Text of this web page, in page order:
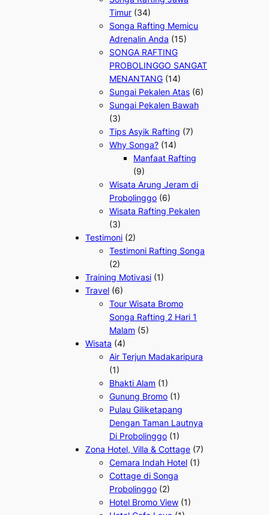
Timur (34)
Songa Rafting Memicu
Adrenalin Anda (15)
SONGA RAFTING
PROBOLINGGO SANGAT
MENANTANG (14)
Sungai Pekalen Atas (6)
Sungai Pekalen Bawah
(3)
Tips Asyik Rafting (7)
Why Songa? (14)
Manfaat Rafting
(9)
Wisata Arung Jeram di
Probolinggo (6)
Wisata Rafting Pekalen
(3)
Testimoni (2)
Testimoni Rafting Songa
(2)
Training Motivasi (1)
Travel (6)
Tour Wisata Bromo
Songa Rafting 2 Hari 1
Malam (5)
Wisata (4)
Air Terjun Madakaripura
(1)
Bhakti Alam (1)
Gunung Bromo (1)
Pulau Giliketapang
Dengan Taman Lautnya
Di Probolinggo (1)
Zona Hotel, Villa & Cottage (7)
Cemara Indah Hotel (1)
Cottage di Songa
Probolinggo (2)
Hotel Bromo View (1)